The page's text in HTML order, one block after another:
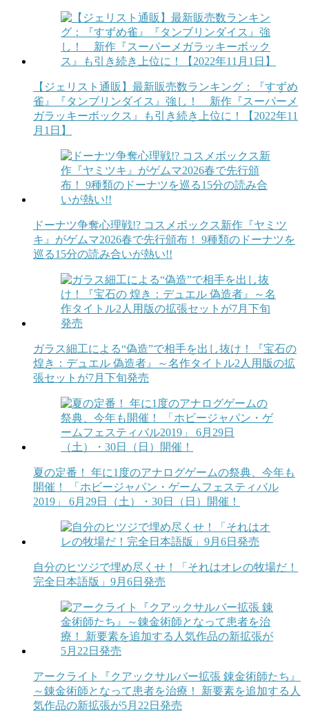
【ジェリスト通販】最新販売数ランキング：『すずめ
雀』『タンブリンダイス』強し！ 新作『スーパーメ
ガラッキーボックス』も引き続き上位に！【2022年11
月1日】
ドーナツ争奪心理戦!? コスメボックス新作『ヤミツ
キ』がゲムマ2026春で先行頒布！ 9種類のドーナツを
巡る15分の読み合いが熱い!!
ガラス細工による“偽造”で相手を出し抜け！『宝石の
煌き：デュエル 偽造者』～名作タイトル2人用版の拡
張セットが7月下旬発売
夏の定番！ 年に1度のアナログゲームの祭典、今年も
開催！ 「ホビージャパン・ゲームフェスティバル
2019」 6月29日（土）・30日（日）開催！
自分のヒツジで埋め尽くせ！「それはオレの牧場だ！
完全日本語版」9月6日発売
アークライト『クアックサルバー拡張 錬金術師たち』
～錬金術師となって患者を治療！ 新要素を追加する人
気作品の新拡張が5月22日発売